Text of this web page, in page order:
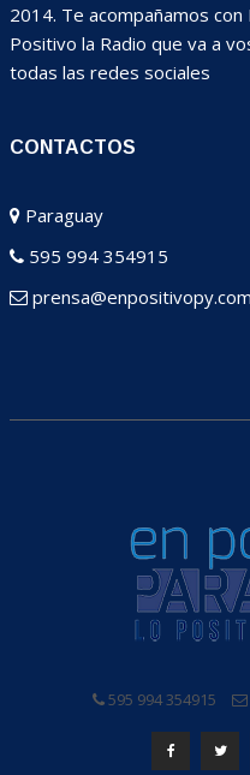
2014. Te acompañamos
Positivo la Radio que va a
todas las redes sociales
CONTACTOS
Paraguay
595 994 354915
prensa@enpositivopy.com
595 994 354915